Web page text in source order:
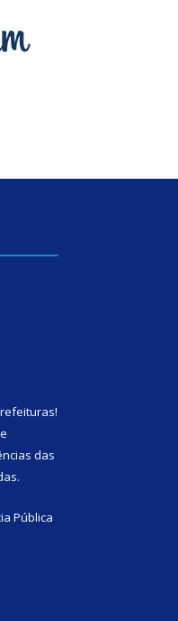
!
das
Pública